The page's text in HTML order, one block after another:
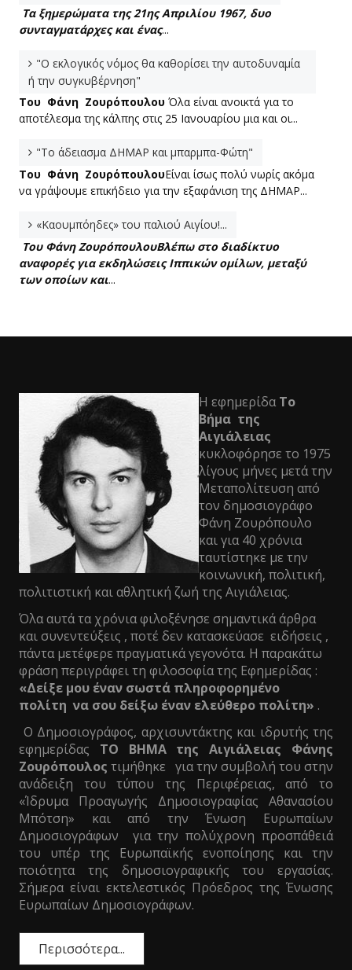
Τα ξημερώματα της 21ης Απριλίου 1967, δυο
συνταγματάρχες και ένας...
"Ο εκλογικός νόμος θα καθορίσει την αυτοδυναμία
ή την συγκυβέρνηση"
Του Φάνη Ζουρόπουλου Όλα είναι ανοικτά για το
αποτέλεσμα της κάλπης στις 25 Ιανουαρίου μια και οι...
"Το άδειασμα ΔΗΜΑΡ και μπαρμπα-Φώτη"
Του Φάνη ΖουρόπουλουΕίναι ίσως πολύ νωρίς ακόμα
να γράψουμε επικήδειο για την εξαφάνιση της ΔΗΜΑΡ...
«Καουμπόηδες» του παλιού Αιγίου!...
Του Φάνη ΖουρόπουλουΒλέπω στο διαδίκτυο
αναφορές για εκδηλώσεις Ιππικών ομίλων, μεταξύ
των οποίων και...
Η εφημερίδαΤο
Βήμα της
Αιγιάλειας
κυκλοφόρησε το 1975
λίγους μήνες μετά την
Μεταπολίτευση από
τον δημοσιογράφο
Φάνη Ζουρόπουλο
και για 40 χρόνια
ταυτίστηκε με την
κοινωνική, πολιτική,
πολιτιστική και αθλητική ζωή της Αιγιάλειας.
Όλα αυτά τα χρόνια φιλοξένησε σημαντικά άρθρα
και συνεντεύξεις , ποτέ δεν κατασκεύασε ειδήσεις ,
πάντα μετέφερε πραγματικά γεγονότα. Η παρακάτω
φράση περιγράφει τη φιλοσοφία της Εφημερίδας :
«Δείξε μου έναν σωστά πληροφορημένο
πολίτη να σου δείξω έναν ελεύθερο πολίτη» .
Ο Δημοσιογράφος, αρχισυντάκτης και ιδρυτής της
εφημερίδας ΤΟ ΒΗΜΑ της Αιγιάλειας Φάνης
Ζουρόπουλος τιμήθηκε για την συμβολή του στην
ανάδειξη του τύπου της Περιφέρειας, από το
«Ίδρυμα Προαγωγής Δημοσιογραφίας Αθανασίου
Μπότση» και από την Ένωση Ευρωπαίων
Δημοσιογράφων για την πολύχρονη προσπάθειά
του υπέρ της Ευρωπαϊκής ενοποίησης και την
ποιότητα της δημοσιογραφικής του εργασίας.
Σήμερα είναι εκτελεστικός Πρόεδρος της Ένωσης
Ευρωπαίων Δημοσιογράφων.
Περισσότερα...